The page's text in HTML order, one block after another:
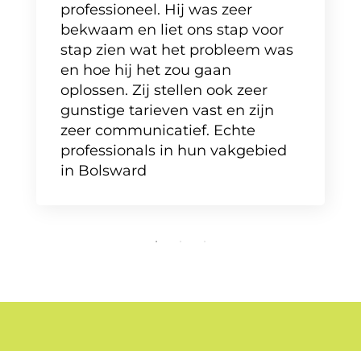
professioneel. Hij was zeer
bekwaam en liet ons stap voor
stap zien wat het probleem was
en hoe hij het zou gaan
oplossen. Zij stellen ook zeer
gunstige tarieven vast en zijn
zeer communicatief. Echte
professionals in hun vakgebied
in Bolsward